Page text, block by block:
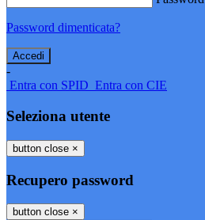
Password dimenticata?
-
Entra con SPID Entra con CIE
Seleziona utente
button close ×
Recupero password
button close ×